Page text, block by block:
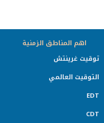
اهم المناطق الزمنية
توقيت غرينتش
التوقيت العالمي
EDT
CDT